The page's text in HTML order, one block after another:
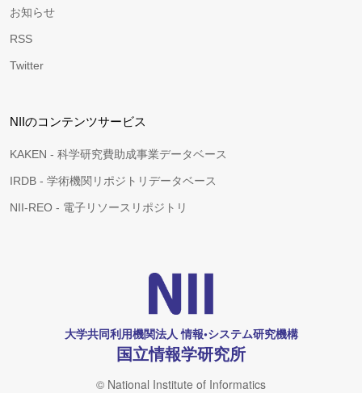
お知らせ
RSS
Twitter
NIIのコンテンツサービス
KAKEN - 科学研究費助成事業データベース
IRDB - 学術機関リポジトリデータベース
NII-REO - 電子リソースリポジトリ
大学共同利用機関法人 情報•システム研究機構
国立情報学研究所
© National Institute of Informatics